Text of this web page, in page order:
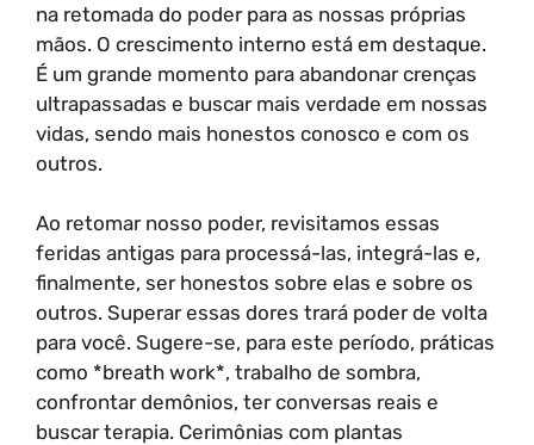
na retomada do poder para as nossas próprias
mãos. O crescimento interno está em destaque.
É um grande momento para abandonar crenças
ultrapassadas e buscar mais verdade em nossas
vidas, sendo mais honestos conosco e com os
outros.
Ao retomar nosso poder, revisitamos essas
feridas antigas para processá-las, integrá-las e,
finalmente, ser honestos sobre elas e sobre os
outros. Superar essas dores trará poder de volta
para você. Sugere-se, para este período, práticas
como *breath work*, trabalho de sombra,
confrontar demônios, ter conversas reais e
buscar terapia. Cerimônias com plantas